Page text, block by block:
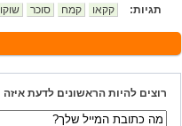
תגיות: קקאו קמח סוכר
רוצים להיות הראשונים לדעת